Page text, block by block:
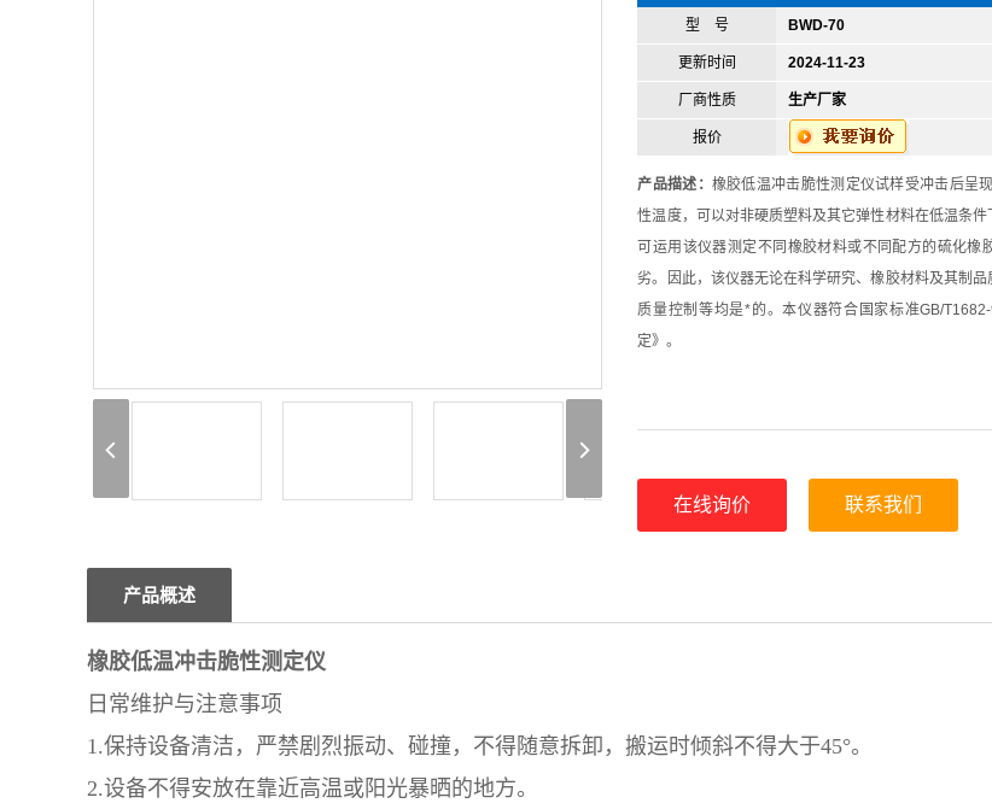
型 号 BWD-70
更新时间 2024-11-23
厂商性质 生产厂家
报价
产品描述： 橡胶低温冲击脆性测定仪试样受冲击后呈
性温度，可以对非硬质塑料及其它弹性材料在低温条件
可运用该仪器测定不同橡胶材料或不同配方的硫化橡
劣。因此，该仪器无论在科学研究、橡胶材料及其制
质量控制等均是*的。本仪器符合国家标准GB/
定》。
在线询价 联系我们
产品概述
橡胶低温冲击脆性测定仪
日常维护与注意事项
1.保持设备清洁，严禁剧烈振动、碰撞，不得随意拆卸，搬运时倾斜不得大于45°。
2.设备不得安放在靠近高温或阳光暴晒的地方。